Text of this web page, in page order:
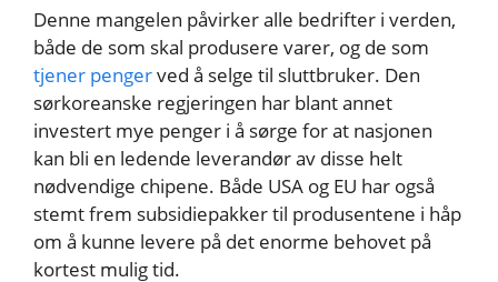
Denne mangelen påvirker alle bedrifter i verden,
både de som skal produsere varer, og de som
tjener pengerved å selge til sluttbruker. Den
sørkoreanske regjeringen har blant annet
investert mye penger i å sørge for at nasjonen
kan bli en ledende leverandør av disse helt
nødvendige chipene. Både USA og EU har også
stemt frem subsidiepakker til produsentene i håp
om å kunne levere på det enorme behovet på
kortest mulig tid.